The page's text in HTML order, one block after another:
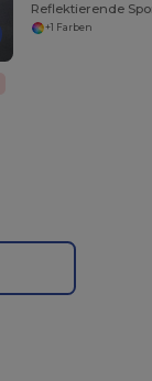
+1 Farben